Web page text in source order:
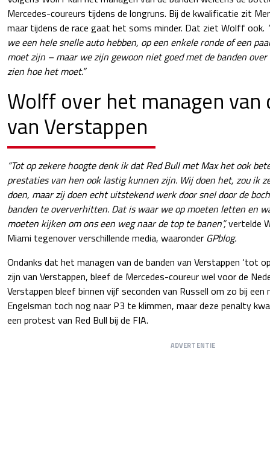
Mercedes-coureurs tijdens de longruns. Bij de kwalificatie zit
maar tijdens de race gaat het soms minder. Dat ziet Wolff ook.
we een hele snelle auto hebben, op een enkele ronde of een
moet zijn – maar we zijn gewoon niet goed met de banden
zien hoe het moet.”
Wolff over het managen van
van Verstappen
“Tot op zekere hoogte denk ik dat Red Bull met Max het ook
prestaties van hen ook lastig kunnen zijn. Wij doen het, zou ik
doen, maar zij doen echt uitstekend werk door snel door de
banden te oververhitten. Dat is waar we op moeten letten en
moeten kijken om ons een weg naar de top te banen”,vertelde
Miami tegenover verschillende media, waaronder GPblog.
Ondanks dat het managen van de banden van Verstappen ‘tot
zijn van Verstappen, bleef de Mercedes-coureur wel voor de
Verstappen bleef binnen vijf seconden van Russell om zo bij
Engelsman toch nog naar P3 te klimmen, maar deze penalty
een protest van Red Bull bij de FIA.
ADVERTENTIE